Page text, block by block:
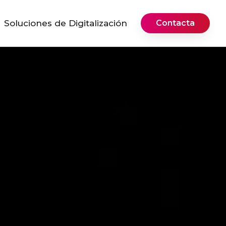
Soluciones de Digitalización Contacta